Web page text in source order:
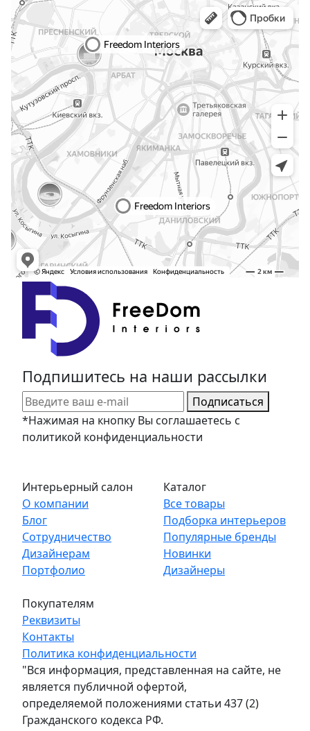
Интерьерный салон
О компании
Блог
Сотрудничество
Дизайнерам
Портфолио
Каталог
Все товары
Подборка интерьеров
Популярные бренды
Новинки
Дизайнеры
Покупателям
Реквизиты
Контакты
Подпишитесь на наши рассылки
Подписаться
*Нажимая на кнопку Вы соглашаетесь с
политикой конфиденциальности
Политика конфиденциальности
"Вся информация, представленная на сайте, не
является публичной офертой,
определяемой положениями статьи 437 (2)
Гражданского кодекса РФ.